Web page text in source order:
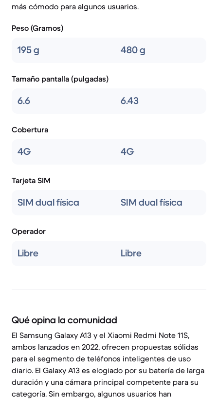
más cómodo para algunos usuarios.
Peso (Gramos)
195 g 480 g
Tamaño pantalla (pulgadas)
6.6 6.43
Cobertura
4G 4G
Tarjeta SIM
SIM dual física SIM dual física
Operador
Libre Libre
Qué opina la comunidad
El Samsung Galaxy A13 y el Xiaomi Redmi Note 11S,
ambos lanzados en 2022, ofrecen propuestas sólidas
para el segmento de teléfonos inteligentes de uso
diario. El Galaxy A13 es elogiado por su batería de larga
duración y una cámara principal competente para su
categoría. Sin embargo, algunos usuarios han